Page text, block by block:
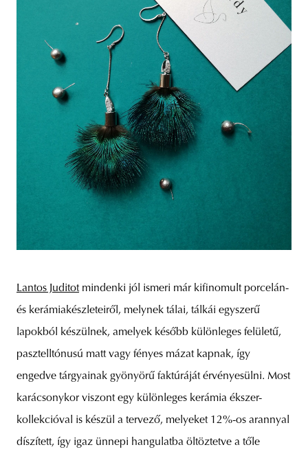
Lantos Juditotmindenki jól ismeri már kifinomult porcelán-
és kerámiakészleteiről, melynek tálai, tálkái egyszerű
lapokból készülnek, amelyek később különleges felületű,
pasztelltónusú matt vagy fényes mázat kapnak, így
engedve tárgyainak gyönyörű faktúráját érvényesülni. Most
karácsonykor viszont egy különleges kerámia ékszer-
kollekcióval is készül a tervező, melyeket 12%-os arannyal
díszített, így igaz ünnepi hangulatba öltöztetve a tőle